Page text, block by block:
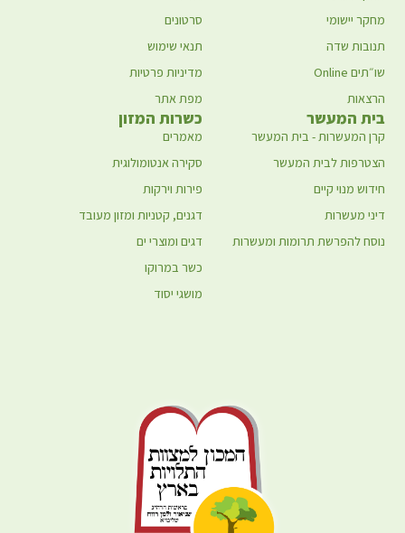
סרטונים
תנאי שימוש
מדיניות פרטיות
מפת אתר
מחקר יישומי
תנובות שדה
שו״תים Online
הרצאות
כשרות המזון
מאמרים
סקירה אנטומולוגית
פירות וירקות
דגנים, קטניות ומזון מעובד
דגים ומוצרי ים
כשר במרוקו
מושגי יסוד
בית המעשר
קרן המעשרות - בית המעשר
הצטרפות לבית המעשר
חידוש מנוי קיים
דיני מעשרות
נוסח להפרשת תרומות ומעשרות